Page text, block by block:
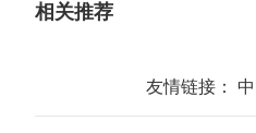
相关推荐
友情链接：